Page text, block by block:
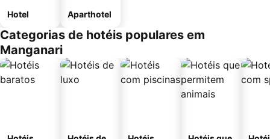
Hotel Aparthotel
Categorias de hotéis populares em
Manganari